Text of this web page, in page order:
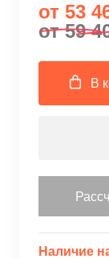
от 53
от 59
В
Наличие